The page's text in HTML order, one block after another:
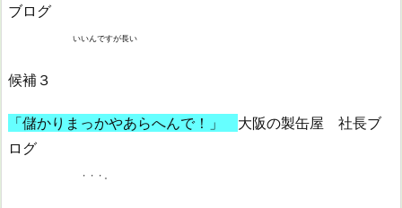
ブログ
いいんですが長い
候補３
「儲かりまっかやあらへんで！」 大阪の製缶屋 社長ブ
ログ
・・・。